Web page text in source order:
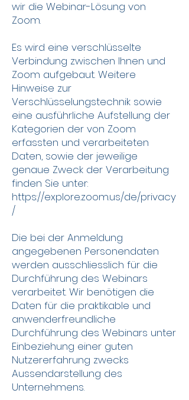
wir die Webinar-Lösung von
Zoom.
Es wird eine verschlüsselte
Verbindung zwischen Ihnen und
Zoom aufgebaut. Weitere
Hinweise zur
Verschlüsselungstechnik sowie
eine ausführliche Aufstellung der
Kategorien der von Zoom
erfassten und verarbeiteten
Daten, sowie der jeweilige
genaue Zweck der Verarbeitung
finden Sie unter:
https://explore.zoom.us/de/privacy
/
Die bei der Anmeldung
angegebenen Personendaten
werden ausschliesslich für die
Durchführung des Webinars
verarbeitet. Wir benötigen die
Daten für die praktikable und
anwenderfreundliche
Durchführung des Webinars unter
Einbeziehung einer guten
Nutzererfahrung zwecks
Aussendarstellung des
Unternehmens.